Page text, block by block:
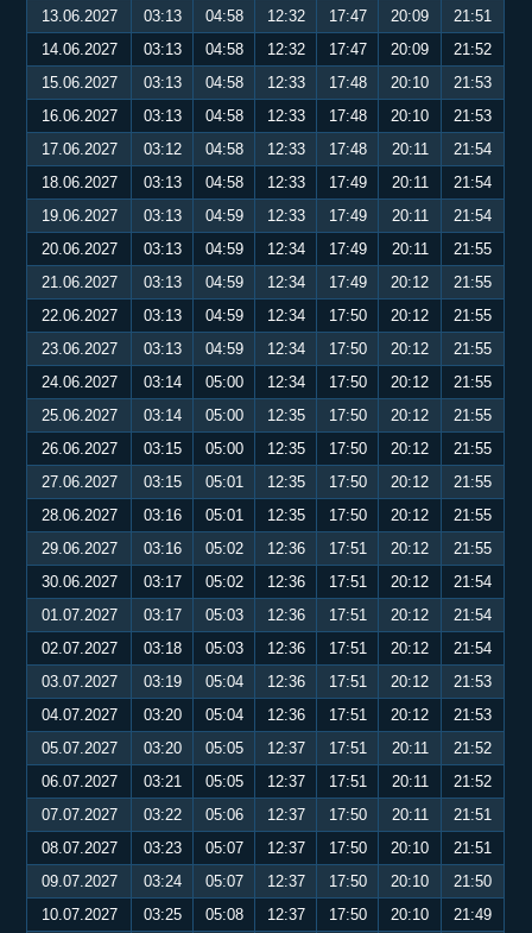
13.06.2027
03:13 04:58 12:32 17:47 20:09
21:51
14.06.2027
03:13 04:58 12:32 17:47 20:09
21:52
15.06.2027
03:13 04:58 12:33 17:48 20:10
21:53
16.06.2027
03:13 04:58 12:33 17:48 20:10
21:53
17.06.2027
03:12 04:58 12:33 17:48 20:11
21:54
18.06.2027
03:13 04:58 12:33 17:49 20:11
21:54
19.06.2027
03:13 04:59 12:33 17:49 20:11
21:54
20.06.2027
03:13 04:59 12:34 17:49 20:11
21:55
21.06.2027
03:13 04:59 12:34 17:49 20:12
21:55
22.06.2027
03:13 04:59 12:34 17:50 20:12
21:55
23.06.2027
03:13 04:59 12:34 17:50 20:12
21:55
24.06.2027
03:14 05:00 12:34 17:50 20:12
21:55
25.06.2027
03:14 05:00 12:35 17:50 20:12
21:55
26.06.2027
03:15 05:00 12:35 17:50 20:12
21:55
27.06.2027
03:15 05:01 12:35 17:50 20:12
21:55
28.06.2027
03:16 05:01 12:35 17:50 20:12
21:55
29.06.2027
03:16 05:02 12:36 17:51 20:12
21:55
30.06.2027
03:17 05:02 12:36 17:51 20:12
21:54
01.07.2027
03:17 05:03 12:36 17:51 20:12
21:54
02.07.2027
03:18 05:03 12:36 17:51 20:12
21:54
03.07.2027
03:19 05:04 12:36 17:51 20:12
21:53
04.07.2027
03:20 05:04 12:36 17:51 20:12
21:53
05.07.2027
03:20 05:05 12:37 17:51 20:11
21:52
06.07.2027
03:21 05:05 12:37 17:51 20:11
21:52
07.07.2027
03:22 05:06 12:37 17:50 20:11
21:51
08.07.2027
03:23 05:07 12:37 17:50 20:10
21:51
09.07.2027
03:24 05:07 12:37 17:50 20:10
21:50
10.07.2027
03:25 05:08 12:37 17:50 20:10
21:49